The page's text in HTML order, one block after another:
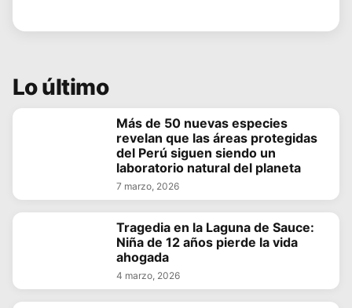
Lo último
Más de 50 nuevas especies
revelan que las áreas protegidas
del Perú siguen siendo un
laboratorio natural del planeta
7 marzo, 2026
Tragedia en la Laguna de Sauce:
Niña de 12 años pierde la vida
ahogada
4 marzo, 2026